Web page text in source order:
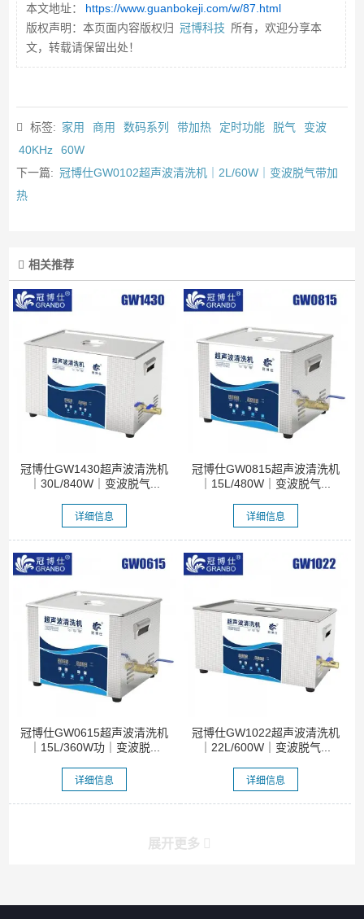
本文地址：
https://www.guanbokeji.com/w/87.html
版权声明：本页面内容版权归 冠博科技 所有，欢迎分享本
文，转载请保留出处！
标签: 家用 商用 数码系列 带加热 定时功能 脱气
变波
40KHz
60W
下一篇: 冠博仕GW0102超声波清洗机｜2L/60W｜变波脱气带加
热
相关推荐
冠博仕GW1430超声波清洗机
｜30L/840W｜变波脱气...
详细信息
冠博仕GW0815超声波清洗机
｜15L/480W｜变波脱气...
详细信息
冠博仕GW0615超声波清洗机
｜15L/360W功｜变波脱...
详细信息
冠博仕GW1022超声波清洗机
｜22L/600W｜变波脱气...
详细信息
展开更多